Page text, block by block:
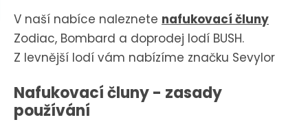
V naší nabíce naleznete nafukovací čluny
Zodiac, Bombard a doprodej lodí BUSH.
Z levnější lodí vám nabízíme značku Sevylor
Nafukovací čluny - zasady
používání